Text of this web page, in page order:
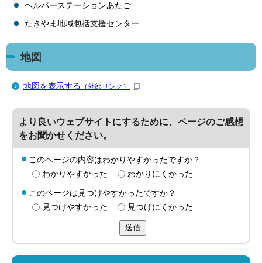
ヘルパーステーションあたご
たきやま地域包括支援センター
地図
地図を表示する （外部リンク）
より良いウェブサイトにするために、ページのご感想
をお聞かせください。
このページの内容はわかりやすかったですか？
わかりやすかった
わかりにくかった
このページは見つけやすかったですか？
見つけやすかった
見つけにくかった
送信